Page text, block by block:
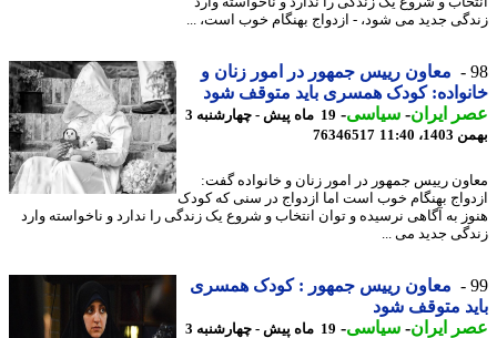
جدید می شود، - ازدواج بهنگام خوب است، ...
معاون رییس جمهور در امور زنان و
کودک همسری باید متوقف شود
ایران- سیاسی-
19 ماه پیش - چهارشنبه 3
11:40
76346517
رییس جمهور در امور زنان و خانواده گفت:
بهنگام خوب است اما ازدواج در سنی که کودک
به آگاهی نرسیده و توان انتخاب و شروع یک زندگی را ندارد و ناخواسته وارد
جدید می ...
معاون رییس جمهور : کودک همسری
متوقف شود
ایران- سیاسی-
19 ماه پیش - چهارشنبه 3